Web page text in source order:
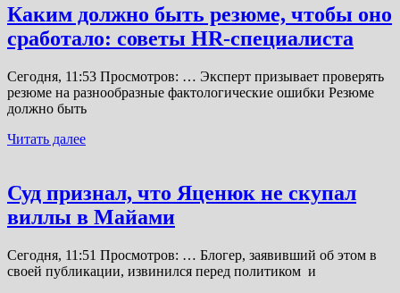
Каким должно быть резюме, чтобы оно
сработало: советы HR-специалиста
Сегодня, 11:53 Просмотров: … Эксперт призывает проверять
резюме на разнообразные фактологические ошибки Резюме
должно быть
Читать далее
Суд признал, что Яценюк не скупал
виллы в Майами
Сегодня, 11:51 Просмотров: … Блогер, заявивший об этом в
своей публикации, извинился перед политиком и